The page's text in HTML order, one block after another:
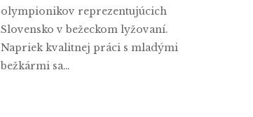
olympionikov reprezentujúcich
Slovensko v bežeckom lyžovaní.
Napriek kvalitnej práci s mladými
bežkármi sa…